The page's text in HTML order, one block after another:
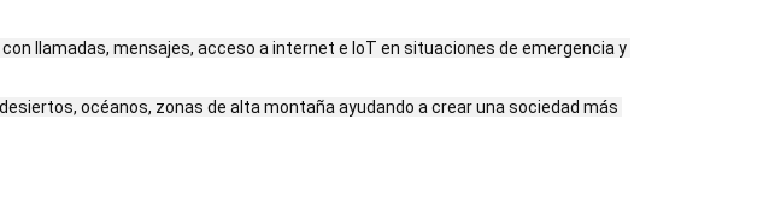
llamadas, mensajes, acceso a internet e IoT en situaciones de emergencia y
océanos, zonas de alta montaña ayudando a crear una sociedad más